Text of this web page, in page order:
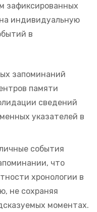
зафиксированных
индивидуальную
в
запоминаний
памяти
сведений
указателей в
события
что
хронологии в
не сохраняя
моментах.